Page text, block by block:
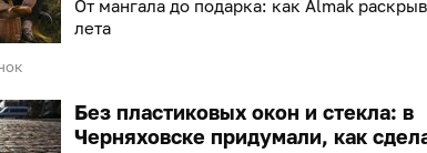
От мангала до подарка: как Almak
лета
Без пластиковых окон и стекла: в
Черняховске придумали, как